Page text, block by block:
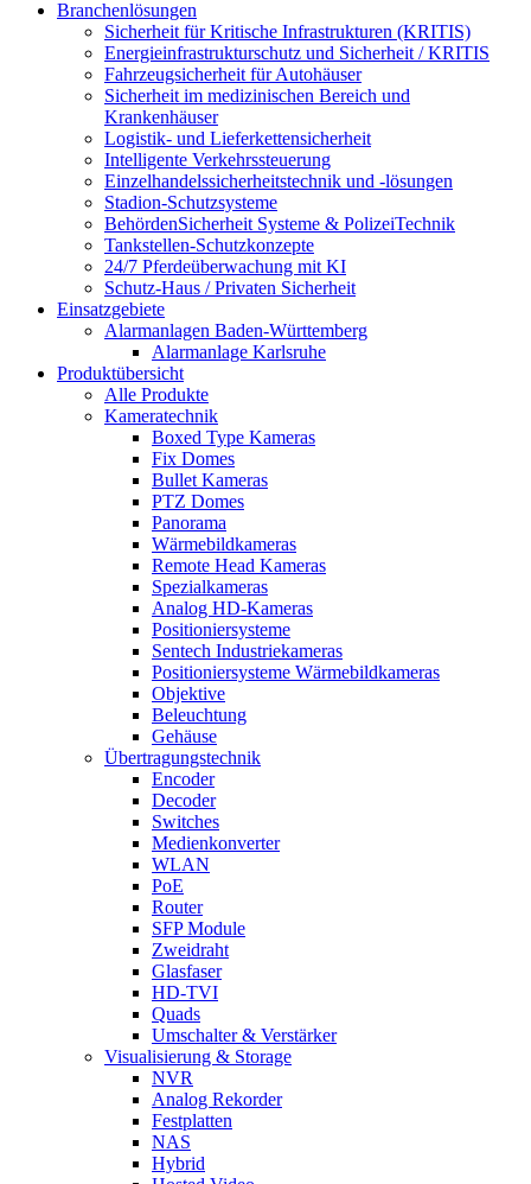
Branchenlösungen
Sicherheit für Kritische Infrastrukturen (KRITIS)
Energieinfrastrukturschutz und Sicherheit / KRITIS
Fahrzeugsicherheit für Autohäuser
Sicherheit im medizinischen Bereich und
Krankenhäuser
Logistik- und Lieferkettensicherheit
Intelligente Verkehrssteuerung
Einzelhandelssicherheitstechnik und -lösungen
Stadion-Schutzsysteme
BehördenSicherheit Systeme & PolizeiTechnik
Tankstellen-Schutzkonzepte​
24/7 Pferdeüberwachung mit KI
Schutz-Haus / Privaten Sicherheit
Einsatzgebiete
Alarmanlagen Baden-Württemberg
Alarmanlage Karlsruhe
Produktübersicht
Alle Produkte
Kameratechnik
Boxed Type Kameras
Fix Domes
Bullet Kameras
PTZ Domes
Panorama
Wärmebildkameras
Remote Head Kameras
Spezialkameras
Analog HD-Kameras
Positioniersysteme
Sentech Industriekameras
Positioniersysteme Wärmebildkameras
Objektive
Beleuchtung
Gehäuse
Übertragungstechnik
Encoder
Decoder
Switches
Medienkonverter
WLAN
PoE
Router
SFP Module
Zweidraht
Glasfaser
HD-TVI
Quads
Umschalter & Verstärker
Visualisierung & Storage
NVR
Analog Rekorder
Festplatten
NAS
Hybrid